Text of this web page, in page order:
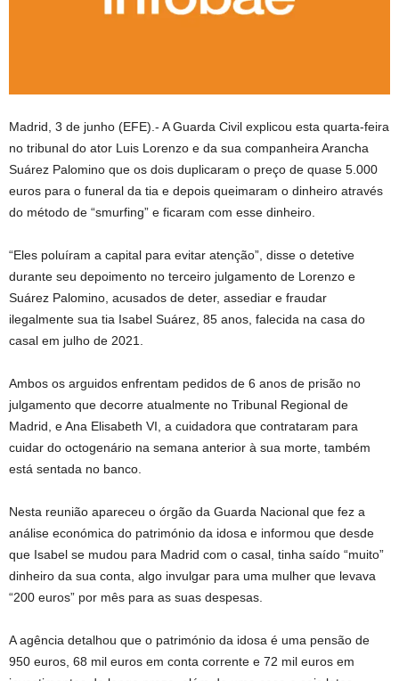
Madrid, 3 de junho (EFE).- A Guarda Civil explicou esta quarta-feira
no tribunal do ator Luis Lorenzo e da sua companheira Arancha
Suárez Palomino que os dois duplicaram o preço de quase 5.000
euros para o funeral da tia e depois queimaram o dinheiro através
do método de “smurfing” e ficaram com esse dinheiro.
“Eles poluíram a capital para evitar atenção”, disse o detetive
durante seu depoimento no terceiro julgamento de Lorenzo e
Suárez Palomino, acusados ​​de deter, assediar e fraudar
ilegalmente sua tia Isabel Suárez, 85 anos, falecida na casa do
casal em julho de 2021.
Ambos os arguidos enfrentam pedidos de 6 anos de prisão no
julgamento que decorre atualmente no Tribunal Regional de
Madrid, e Ana Elisabeth VI, a cuidadora que contrataram para
cuidar do octogenário na semana anterior à sua morte, também
está sentada no banco.
Nesta reunião apareceu o órgão da Guarda Nacional que fez a
análise económica do património da idosa e informou que desde
que Isabel se mudou para Madrid com o casal, tinha saído “muito”
dinheiro da sua conta, algo invulgar para uma mulher que levava
“200 euros” por mês para as suas despesas.
A agência detalhou que o património da idosa é uma pensão de
950 euros, 68 mil euros em conta corrente e 72 mil euros em